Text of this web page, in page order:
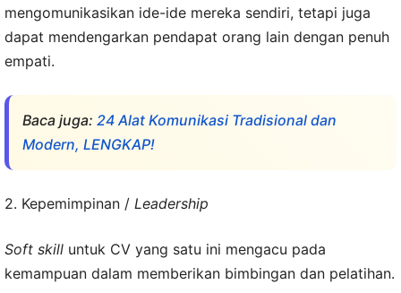
mengomunikasikan ide-ide mereka sendiri, tetapi juga
dapat mendengarkan pendapat orang lain dengan penuh
empati.
Baca juga: 24 Alat Komunikasi Tradisional dan
Modern, LENGKAP!
2. Kepemimpinan / Leadership
Soft skill untuk CV yang satu ini mengacu pada
kemampuan dalam memberikan bimbingan dan pelatihan.